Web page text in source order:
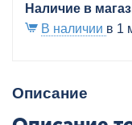
Наличие в
В наличии в 1
Описание